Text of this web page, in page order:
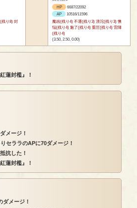
残り8) 封
HP
6687/22092
AP
10516/11596
魔凶(残り4) 不運(残り3) 滂沱(残り3) 懊
悩(残り4) 魅了(残り4) 重圧(残り4) 雷陣
(残り4)
(3.50, 2.50, 0.00)
蓮封檻』！
メージ！
セララのAPに70ダメージ！
抗した！
蓮封檻』！
ダメージ！